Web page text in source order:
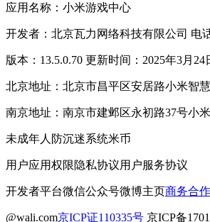
应用名称：小米游戏中心
开发者：北京瓦力网络科技有限公司 电
版本：13.5.0.70 更新时间：2025年3月24
北京地址：北京市昌平区安居路小米智
南京地址：南京市建邺区永初路37号小
未成年人防沉迷系统米币
用户应用权限隐私协议用户服务协议
开发者平台微信公众号微博主页商务合作
@wali.com京ICP证110335号 京ICP备